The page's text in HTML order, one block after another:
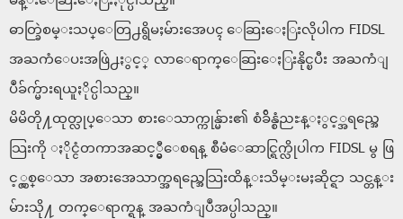
ဓာတ္ခြဲစမ္းသပ္ေတြ႕ရွိမႈမ်ားအေပၚ ေဆြးေႏြးလိုပါက FIDSL
အႀကံေပးအဖြဲ႕ႏွင့္ လာေရာက္ေဆြးေႏြးနိုင္ၿပီး အႀကံျ
ပဳခ်က္မ်ားရယူႏိုင္ပါသည္။
မိမိတို႔ထုတ္လုပ္ေသာ စားေသာက္ကုန္မ်ား၏ စံခ်ိန္စံညႊန္ႏွင့္အရည္အေ
သြးကို ႏိုင္ငံတကာအဆင့္မွီေစရန္ စီမံေဆာင္ရြက္လိုပါက FIDSL မွ ဖြ
င့္လွစ္ေသာ အစားအေသာက္အရည္အေသြးထိန္းသိမ္းမႈဆိုင္ရာ သင္တန္း
မ်ားသို႔ တက္ေရာက္ရန္ အႀကံျပဳအပ္ပါသည္။